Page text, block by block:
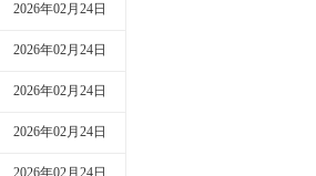
2026年02月24日
2026年02月24日
2026年02月24日
2026年02月24日
2026年02月24日